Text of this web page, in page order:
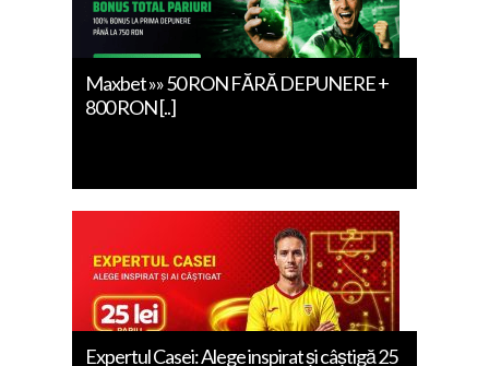
Maxbet »» 50 RON FĂRĂ DEPUNERE +
800 RON [..]
Expertul Casei: Alege inspirat și câștigă 25